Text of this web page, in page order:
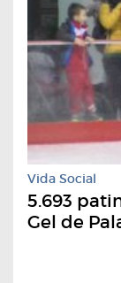
Vida Social
5.693
Gel de